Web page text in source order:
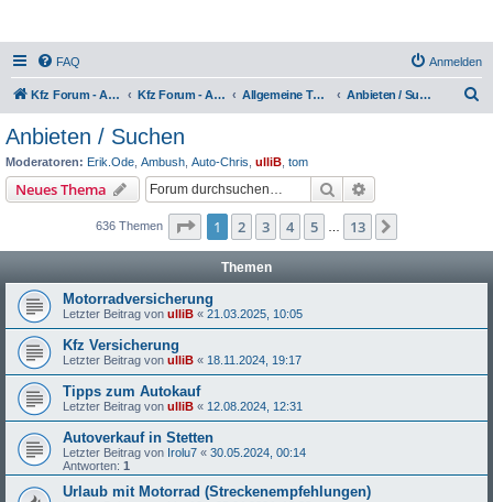
FAQ Anmelden
Kfz Forum - Auto, Motorrad und LKW Kfz Forum - Auto, Motorrad und LKW Allgemeine Themen rund ums Kfz Anbieten / Suchen
Anbieten / Suchen
Moderatoren: Erik.Ode Ambush Auto-Chris ulliB tom
Neues Thema Suche
636 Themen Seite 1von 13
1 2 3 4 5 13
Themen
Motorradversicherung
Letzter Beitrag von ulliB « 21.03.2025, 10:05
Kfz Versicherung
Letzter Beitrag von ulliB « 18.11.2024, 19:17
Tipps zum Autokauf
Letzter Beitrag von ulliB « 12.08.2024, 12:31
Autoverkauf in Stetten
Letzter Beitrag von Irolu7 « 30.05.2024, 00:14
Antworten: 1
Urlaub mit Motorrad (Streckenempfehlungen)